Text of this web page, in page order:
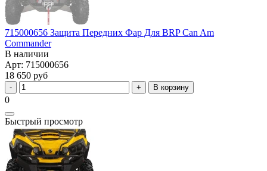
715000656 Защита Передних Фар Для BRP Can Am
Commander
В наличии
Арт: 715000656
18 650 руб
В корзину
0
Быстрый просмотр